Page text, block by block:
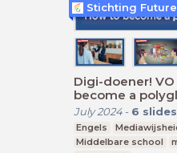
Digi-doener!
become a
July 2024- 6 slides
Engels
Middelbare school
Stichting